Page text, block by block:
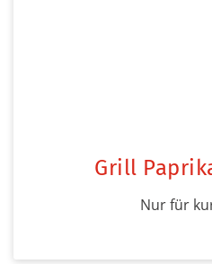
Grill
Nur für